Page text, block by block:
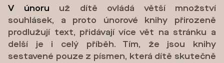
V únoru
už dítě ovládá větší množství
souhlásek, a proto únorové knihy přirozeně
prodlužují text, přidávají více vět na stránku a
delší je i celý příběh. Tím, že jsou knihy
sestavené pouze z písmen, která dítě skutečně